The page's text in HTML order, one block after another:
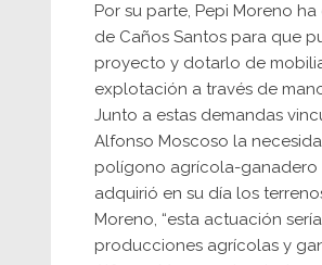
Por su parte, Pepi Moreno
de Caños Santos para que
proyecto y dotarlo de
explotación a través de
Junto a estas demandas
Alfonso Moscoso la
polígono agrícola-ganadero
adquirió en su día los
Moreno, “esta actuación
producciones agrícolas y